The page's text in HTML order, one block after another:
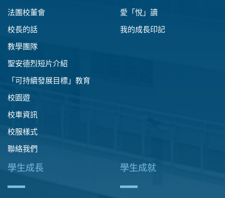
法團校董會
校長的話
教學團隊
聖安德烈短片介紹
「可持續發展目標」教育
校園遊
校車資訊
校服樣式
聯絡我們
愛「悅」讀
我的成長印記
學生成長 學生成就